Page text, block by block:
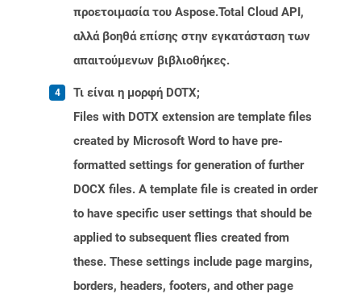
προετοιμασία του Aspose.Total Cloud API,
αλλά βοηθά επίσης στην εγκατάσταση των
απαιτούμενων βιβλιοθήκες.
Τι είναι η μορφή DOTX;
Files with DOTX extension are template files
created by Microsoft Word to have pre-
formatted settings for generation of further
DOCX files. A template file is created in order
to have specific user settings that should be
applied to subsequent flies created from
these. These settings include page margins,
borders, headers, footers, and other page